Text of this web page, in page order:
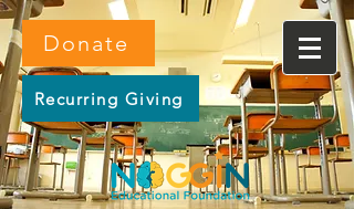
Donate
Recurring Giving